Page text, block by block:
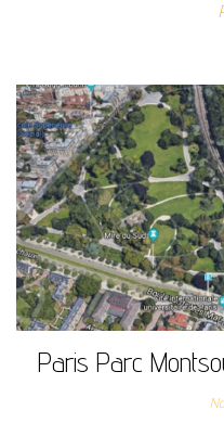
Paris Parc